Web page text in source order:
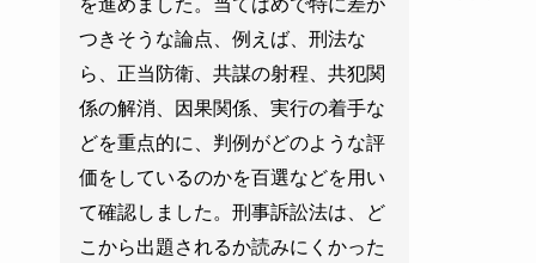
つきそうな論点、例えば、刑法な
ら、正当防衛、共謀の射程、共犯関
係の解消、因果関係、実行の着手な
どを重点的に、判例がどのような評
価をしているのかを百選などを用い
て確認しました。刑事訴訟法は、ど
こから出題されるか読みにくかった